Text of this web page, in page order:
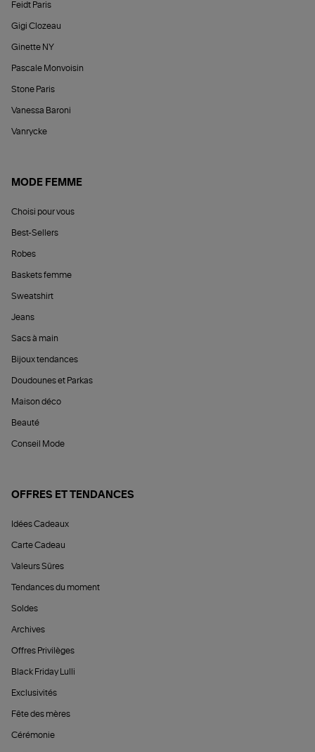
Feidt Paris
Gigi Clozeau
Ginette NY
Pascale Monvoisin
Stone Paris
Vanessa Baroni
Vanrycke
MODE FEMME
Choisi pour vous
Best-Sellers
Robes
Baskets femme
Sweatshirt
Jeans
Sacs à main
Bijoux tendances
Doudounes et Parkas
Maison déco
Beauté
Conseil Mode
OFFRES ET TENDANCES
Idées Cadeaux
Carte Cadeau
Valeurs Sûres
Tendances du moment
Soldes
Archives
Offres Privilèges
Black Friday Lulli
Exclusivités
Fête des mères
Cérémonie